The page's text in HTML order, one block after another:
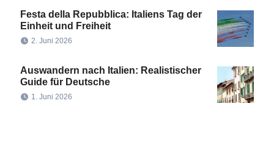
Festa della Repubblica: Italiens Tag der
Einheit und Freiheit
2. Juni 2026
Auswandern nach Italien: Realistischer
Guide für Deutsche
1. Juni 2026